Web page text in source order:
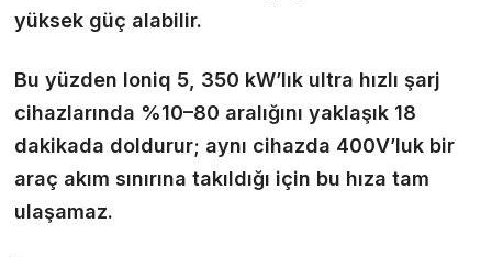
yüksek güç alabilir.
Bu yüzden Ioniq 5, 350 kW’lık ultra hızlı şarj
cihazlarında %10–80 aralığını yaklaşık 18
dakikada doldurur; aynı cihazda 400V’luk bir
araç akım sınırına takıldığı için bu hıza tam
ulaşamaz.